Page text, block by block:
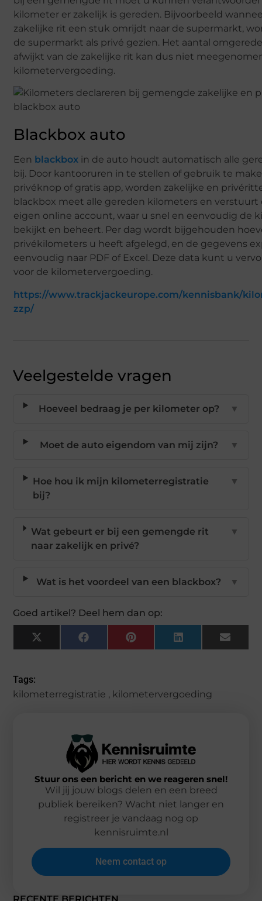
kilometer er zakelijk is gereden. Bijvoorbeeld
zakelijke rit een stuk omrijdt naar de supermarkt,
de supermarkt als privé gezien. Het aantal
afwijkt van de zakelijke rit kan dus niet
kilometervergoeding.
Blackbox auto
Een blackbox in de auto houdt automatisch alle
bij. Door kantooruren in te stellen of gebruik te
privéknop of gratis app, worden zakelijke en
blackbox meet alle gereden kilometers en verstuurt
eigen online account, waar u snel en eenvoudig de
bekijkt en beheert. Per dag wordt bijgehouden
privékilometers u heeft afgelegd, en de gegevens
eenvoudig naar PDF of Excel. Deze data kunt u
voor de kilometervergoeding.
https://www.trackjackeurope.com/kennisbank/
zzp/
Veelgestelde vragen
Hoeveel bedraag je per kilometer op? ▼
Moet de auto eigendom van mij zijn? ▼
Hoe hou ik mijn kilometerregistratie
bij?
▼
Wat gebeurt er bij een gemengde rit
naar zakelijk en privé?
▼
Wat is het voordeel van een blackbox? ▼
Goed artikel? Deel hem dan op:
X
(Twitter)
FacebookPinterestLinkedIn Email
Tags:
kilometerregistratie , kilometervergoeding
Stuur ons een bericht en we reageren snel!
Wil jij jouw blogs delen en een breed
publiek bereiken? Wacht niet langer en
registreer je vandaag nog op
kennisruimte.nl
Neem contact op